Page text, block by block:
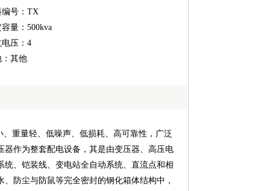
编号：TX
量：500kva
压：4
其他
重量轻、低噪声、低损耗、高可靠性，广泛
作为整套配电设备，其是由变压器、高压电
、铠装线、变电站全自动系统、直流点和相
防尘与防鼠等完全密封的钢化箱体结构中，